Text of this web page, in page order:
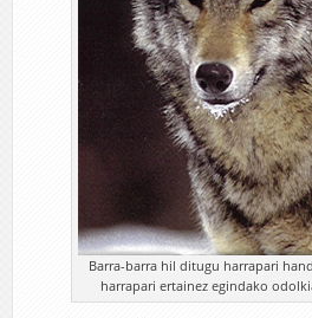
Barra-barra hil ditugu harrapari
harrapari ertainez egindako